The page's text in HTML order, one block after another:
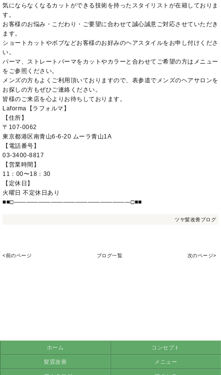
気にならなくなるカットができる技術を持ったスタイリストが在籍しておりま
す。
お客様のお悩み・こだわり・ご要望に合わせて誠心誠意ご対応させていただき
ます。
ショートカットやボブなどお客様のお好みのヘアスタイルをお申し付けくださ
い。
パーマ、ストレートパーマをカットやカラーと合わせてご希望の方はメニュー
をご参照ください。
メンズの方もよくご利用頂いておりますので、表参道でメンズのヘアサロンを
お探しの方もぜひご連絡ください。
皆様のご来店を心よりお待ちしております。
Laforma【ラフォルマ】
【住所】
〒107-0062
東京都港区南青山6-6-20 ムーラ青山1A
【電話番号】
03-3400-8817
【営業時間】
11：00〜18：30
【定休日】
火曜日 不定休日あり
■■□―――――――――――――――――――□■■
ツヤ髪改善ブログ
<前のページ ブログ一覧 次のページ>
ホーム コンセプト
髪質改善 メニュー